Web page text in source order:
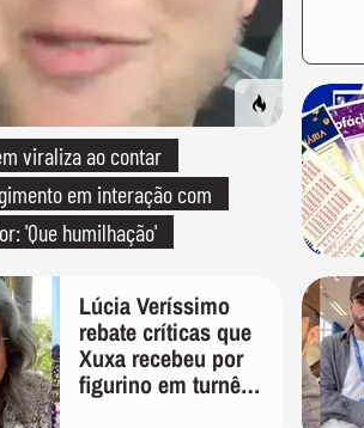
viraliza ao contar
em interação com
'Que humilhação'
Lúcia Veríssimo
rebate críticas que
Xuxa recebeu por
figurino em turnê: